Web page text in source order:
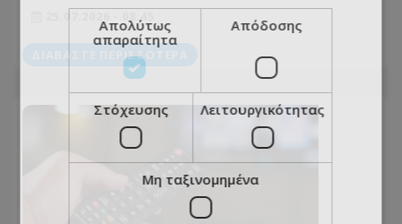
25.07.2026 - 08:45
ΔΙΑΒΆΣΤΕ ΠΕΡΙΣΣΌΤΕΡΑ
Απολύτως
απαραίτητα
Απόδοσης
Στόχευσης Λειτουργικότητας
Μη ταξινομημένα